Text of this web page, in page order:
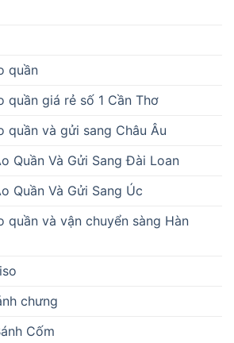
quần
quần giá rẻ số 1 Cần Thơ
quần và gửi sang Châu Âu
Quần Và Gửi Sang Đài Loan
Quần Và Gửi Sang Úc
quần và vận chuyển sàng Hàn
chưng
Cốm